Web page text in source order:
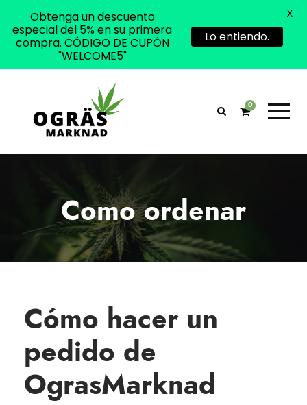
0
Como ordenar
Cómo hacer un
pedido de
OgrasMarknad
Obtenga un descuento
especial del 5% en su primera
compra. CÓDIGO DE CUPÓN
"WELCOME5"
Lo entiendo.
X